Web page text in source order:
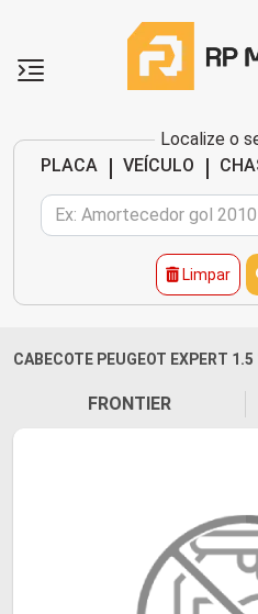
Localize o
PLACA
| VEÍCULO |
Limpar
CABECOTE PEUGEOT EXPERT 1.5
FRONTIER